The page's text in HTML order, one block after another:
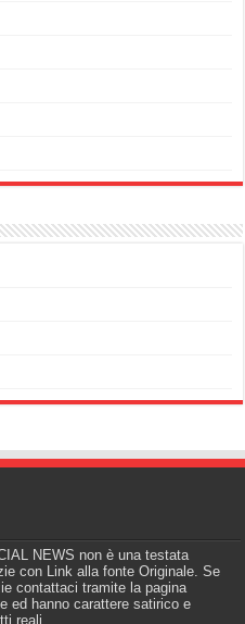
NEWS non è una testata
con Link alla fonte Originale. Se
contattaci tramite la pagina
ed hanno carattere satirico e
reali.